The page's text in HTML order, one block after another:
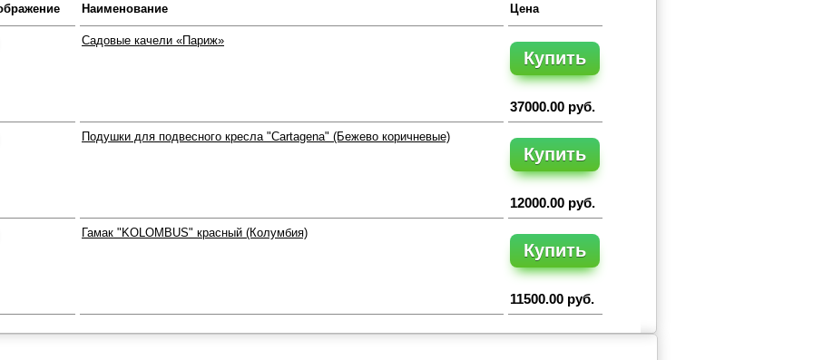
Наименование Цена
Садовые качели «Париж»
Купить
37000.00 руб.
Подушки для подвесного кресла "Cartagena" (Бежево коричневые)
Купить
12000.00 руб.
Гамак "KOLOMBUS" красный (Колумбия)
Купить
11500.00 руб.